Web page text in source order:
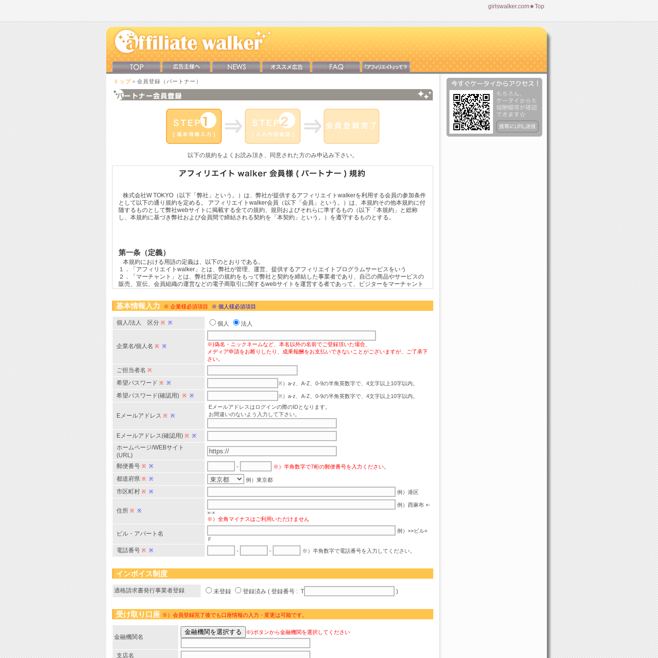
girlswalker.com★Top
トップ ＞会員登録（パートナー）
以下の規約をよくお読み頂き、同意された方のみ申込み下さい。
基本情報入力 ※ 企業様必須項目 ※ 個人様必須項目
個人/法人 区分 ※ ※ 個人 法人
企業名/個人名 ※ ※
※)偽名・ニックネームなど、本名以外の名前でご登録頂いた場合、
メディア申請をお断りしたり、成果報酬をお支払いできないことがございますが、ご了承下
さい。
ご担当者名 ※
希望パスワード ※ ※ ※）a-z、A-Z、0-9の半角英数字で、4文字以上10字以内。
希望パスワード(確認用) ※ ※ ※）a-z、A-Z、0-9の半角英数字で、4文字以上10字以内。
Eメールアドレス ※ ※
Eメールアドレスはログインの際のIDとなります。
お間違いのないよう入力して下さい。
Eメールアドレス(確認用) ※ ※
ホームページ/WEBサイト
(URL)
郵便番号 ※ ※ - ※）半角数字で7桁の郵便番号を入力ください。
都道府県 ※ ※ 例）東京都
市区町村 ※ ※ 例）港区
住所 ※ ※
例）西麻布 ×-
×-×
※）全角マイナスはご利用いただけません
ビル・アパート名
例）××ビル×
Ｆ
電話番号 ※ ※ - - ※）半角数字で電話番号を入力してください。
インボイス制度
適格請求書発行事業者登録 未登録 登録済み ( 登録番号 : T )
受け取り口座 ※）会員登録完了後でも口座情報の入力・変更は可能です。
金融機関名
※)ボタンから金融機関を選択してください
支店名